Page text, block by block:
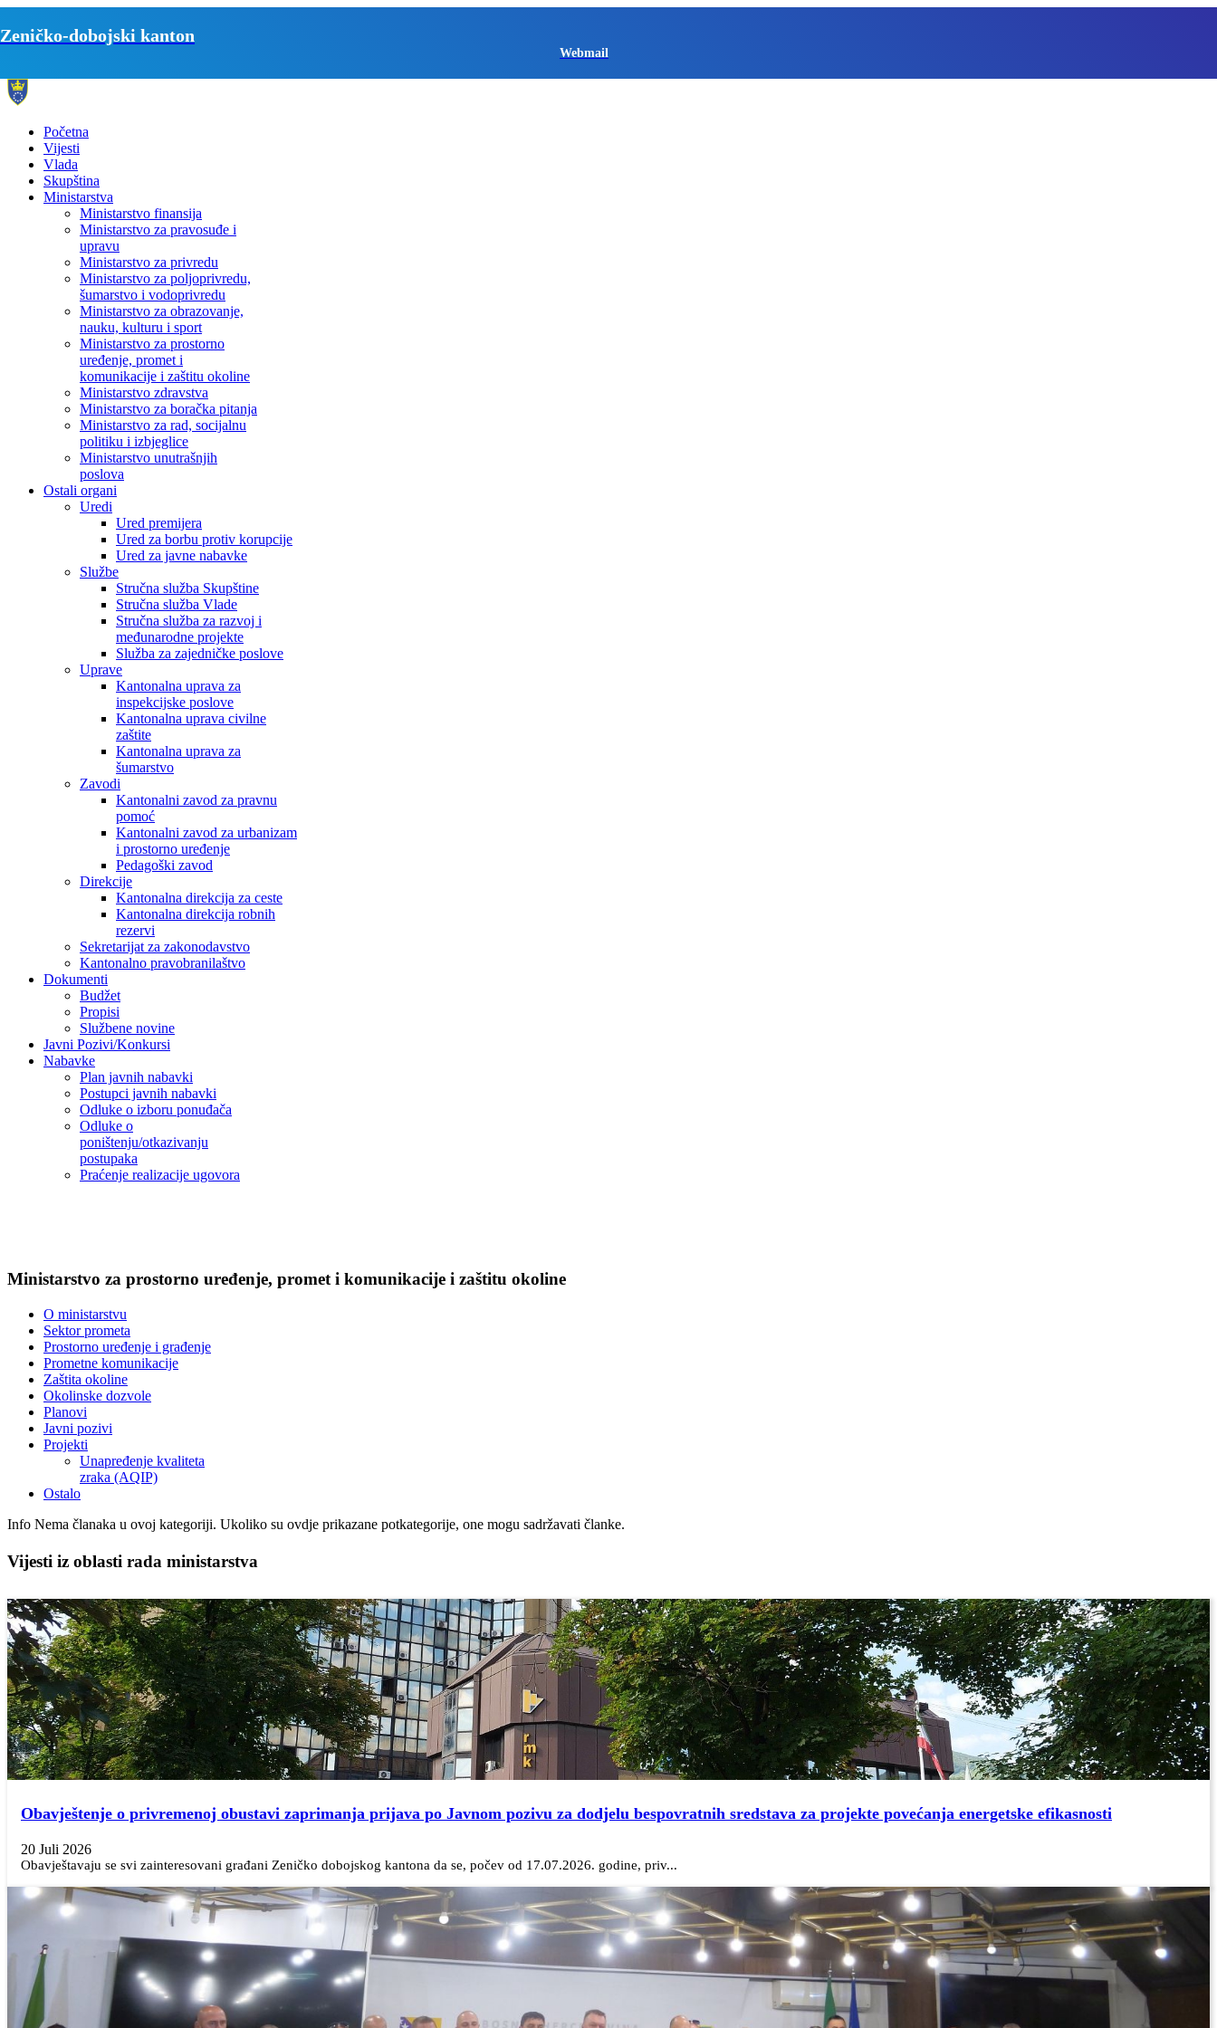
Zeničko-dobojski kanton
Webmail
Početna
Vijesti
Vlada
Skupština
Ministarstva
Ministarstvo finansija
Ministarstvo za pravosuđe i
upravu
Ministarstvo za privredu
Ministarstvo za poljoprivredu,
šumarstvo i vodoprivredu
Ministarstvo za obrazovanje,
nauku, kulturu i sport
Ministarstvo za prostorno
uređenje, promet i
komunikacije i zaštitu okoline
Ministarstvo zdravstva
Ministarstvo za boračka pitanja
Ministarstvo za rad, socijalnu
politiku i izbjeglice
Ministarstvo unutrašnjih
poslova
Ostali organi
Uredi
Ured premijera
Ured za borbu protiv korupcije
Ured za javne nabavke
Službe
Stručna služba Skupštine
Stručna služba Vlade
Stručna služba za razvoj i
međunarodne projekte
Služba za zajedničke poslove
Uprave
Kantonalna uprava za
inspekcijske poslove
Kantonalna uprava civilne
zaštite
Kantonalna uprava za
šumarstvo
Zavodi
Kantonalni zavod za pravnu
pomoć
Kantonalni zavod za urbanizam
i prostorno uređenje
Pedagoški zavod
Direkcije
Kantonalna direkcija za ceste
Kantonalna direkcija robnih
rezervi
Sekretarijat za zakonodavstvo
Kantonalno pravobranilaštvo
Dokumenti
Budžet
Propisi
Službene novine
Javni Pozivi/Konkursi
Nabavke
Plan javnih nabavki
Postupci javnih nabavki
Odluke o izboru ponuđača
Odluke o
poništenju/otkazivanju
postupaka
Praćenje realizacije ugovora
Ministarstvo za prostorno uređenje, promet i komunikacije i zaštitu okoline
O ministarstvu
Sektor prometa
Prostorno uređenje i građenje
Prometne komunikacije
Zaštita okoline
Okolinske dozvole
Planovi
Javni pozivi
Projekti
Unapređenje kvaliteta
zraka (AQIP)
Ostalo
Info Nema članaka u ovoj kategoriji. Ukoliko su ovdje prikazane potkategorije, one mogu sadržavati članke.
Vijesti iz oblasti rada ministarstva
Obavještenje o privremenoj obustavi zaprimanja prijava po Javnom pozivu za dodjelu bespovratnih sredstava za projekte povećanja energetske efikasnosti
20 Juli 2026
Obavještavaju se svi zainteresovani građani Zeničko dobojskog kantona da se, počev od 17.07.2026. godine, priv...